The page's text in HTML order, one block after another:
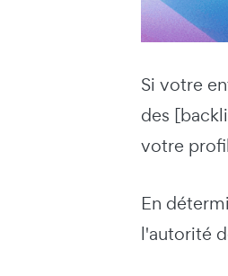
Si votre
des
votre
En
l'autorité